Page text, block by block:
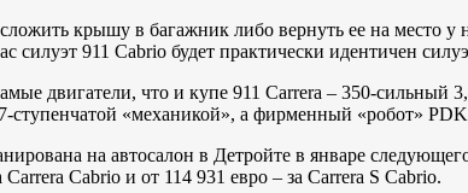
крышу в багажник либо вернуть ее на место у
силуэт 911 Cabrio будет практически идентичен
двигатели, что и купе 911 Carrera – 350-
ступенчатой «механикой», а фирменный «робот»
на автосалон в Детройте в январе
Carrera Cabrio и от 114 931 евро – за Carrera S Cabrio.